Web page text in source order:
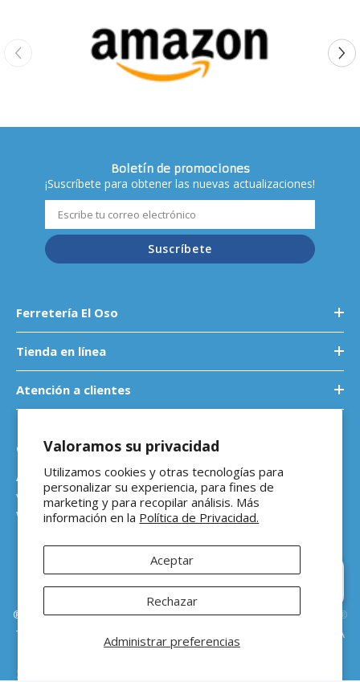
Valoramos su privacidad
Utilizamos cookies y otras tecnologías para
personalizar su experiencia, para fines de
marketing y para recopilar análisis. Más
información en la Política de Privacidad.
Administrar preferencias
Aceptar
Rechazar
Boletín de promociones
¡Suscríbete para obtener las nuevas actualizaciones!
Suscríbete
Ferretería El Oso
Tienda en línea
Atención a clientes
Contáctanos
Atención a empresas
ventasb2b@ferreteriaeloso.mx
WhatsApp: 464 205 4992
®Ferretería El Oso Todos los derechos reservados |Vitamina Online®
Todos los precios de venta sugeridos están en MXN ($) e incluyen IVA
Hola 👋 ¿En qué podemos
ayudarte?